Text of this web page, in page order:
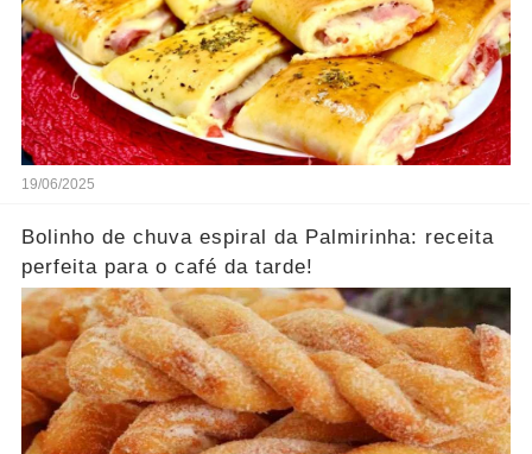
19/06/2025
Bolinho de chuva espiral da Palmirinha: receita
perfeita para o café da tarde!